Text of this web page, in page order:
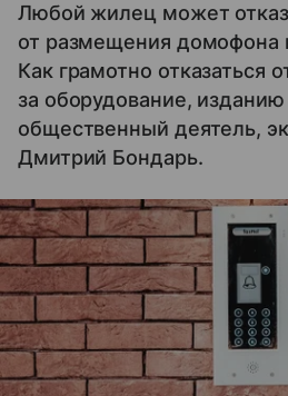
Любой жилец может
от размещения домофона
Как грамотно отказаться
за оборудование,
общественный деятель,
Дмитрий Бондарь.